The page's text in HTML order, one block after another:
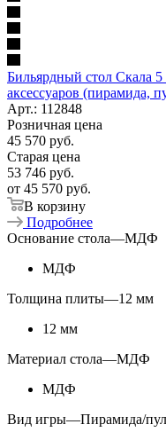
Бильярдный стол Скала
аксессуаров (пирамида,
Арт.: 112848
Розничная цена
45 570 руб.
Старая цена
53 746 руб.
от 45 570 руб.
В корзину
Подробнее
Основание стола—МДФ
МДФ
Толщина плиты—12 мм
12 мм
Материал стола—МДФ
МДФ
Вид игры—Пирамида/пул